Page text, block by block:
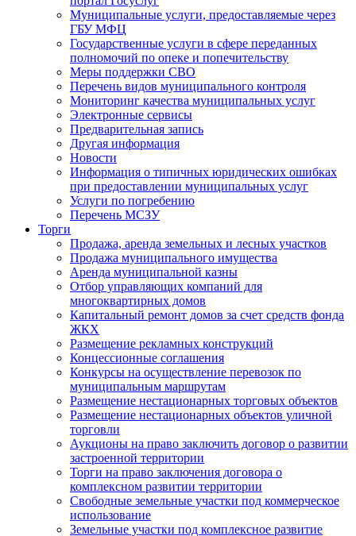
Муниципальные услуги, предоставляемые через
ГБУ МФЦ
Государственные услуги в сфере переданных
полномочий по опеке и попечительству
Меры поддержки СВО
Перечень видов муниципального контроля
Мониторинг качества муниципальных услуг
Электронные сервисы
Предварительная запись
Другая информация
Новости
Информация о типичных юридических ошибках
при предоставлении муниципальных услуг
Услуги по погребению
Перечень МСЗУ
Торги
Продажа, аренда земельных и лесных участков
Продажа муниципального имущества
Аренда муниципальной казны
Отбор управляющих компаний для
многоквартирных домов
Капитальный ремонт домов за счет средств фонда
ЖКХ
Размещение рекламных конструкций
Концессионные соглашения
Конкурсы на осуществление перевозок по
муниципальным маршрутам
Размещение нестационарных торговых объектов
Размещение нестационарных объектов уличной
торговли
Аукционы на право заключить договор о развитии
застроенной территории
Торги на право заключения договора о
комплексном развитии территории
Свободные земельные участки под коммерческое
использование
Земельные участки под комплексное развитие